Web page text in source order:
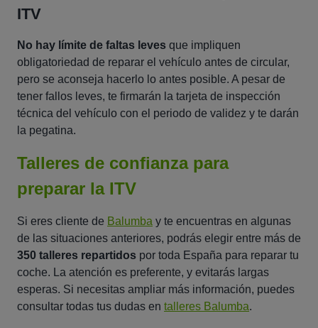
ITV
No hay límite de faltas leves que impliquen
obligatoriedad de reparar el vehículo antes de circular,
pero se aconseja hacerlo lo antes posible. A pesar de
tener fallos leves, te firmarán la tarjeta de inspección
técnica del vehículo con el periodo de validez y te darán
la pegatina.
Talleres de confianza para
preparar la ITV
Si eres cliente de Balumba y te encuentras en algunas
de las situaciones anteriores, podrás elegir entre más de
350 talleres repartidos por toda España para reparar tu
coche. La atención es preferente, y evitarás largas
esperas. Si necesitas ampliar más información, puedes
consultar todas tus dudas en talleres Balumba.